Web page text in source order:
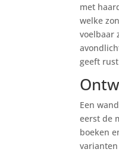
met
welke
voelbaar
geeft
Een
eerst de
boeken